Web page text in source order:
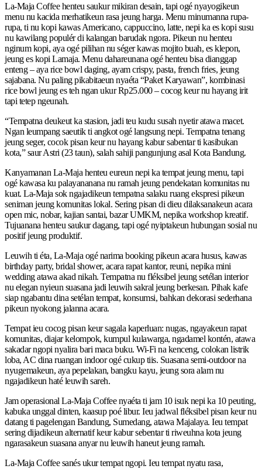
La-Maja Coffee henteu saukur mikiran desain, tapi ogé nyayogikeun
menu nu kacida merhatikeun rasa jeung harga. Menu minumanna rupa-
rupa, ti nu kopi kawas Americano, cappuccino, latte, nepi ka es kopi susu
nu kawilang populér di kalangan barudak ngora. Pikeun nu henteu
nginum kopi, aya ogé pilihan nu séger kawas mojito buah, es klepon,
jeung es kopi Lamaja. Menu dahareunana ogé henteu bisa dianggap
enteng – aya rice bowl daging, ayam crispy, pasta, french fries, jeung
sajabana. Nu paling pikabitaeun nyaéta “Paket Karyawan”, kombinasi
rice bowl jeung es teh ngan ukur Rp25.000 – cocog keur nu hayang irit
tapi tetep ngeunah.
“Tempatna deukeut ka stasion, jadi teu kudu susah nyetir atawa macet.
Ngan leumpang saeutik ti angkot ogé langsung nepi. Tempatna tenang
jeung seger, cocok pisan keur nu hayang kabur sabentar ti kasibukan
kota,” saur Astri (23 taun), salah sahiji pangunjung asal Kota Bandung.
Kanyamanan La-Maja henteu eureun nepi ka tempat jeung menu, tapi
ogé kawasa ku palayananana nu ramah jeung pendekatan komunitas nu
kuat. La-Maja sok ngajadikeun tempatna salaku ruang ekspresi pikeun
seniman jeung komunitas lokal. Sering pisan di dieu dilaksanakeun acara
open mic, nobar, kajian santai, bazar UMKM, nepika workshop kreatif.
Tujuanana henteu saukur dagang, tapi ogé nyiptakeun hubungan sosial nu
positif jeung produktif.
Leuwih ti éta, La-Maja ogé narima booking pikeun acara husus, kawas
birthday party, bridal shower, acara rapat kantor, reuni, nepika mini
wedding atawa akad nikah. Tempatna nu fléksibel jeung setélan interior
nu elegan nyieun suasana jadi leuwih sakral jeung berkesan. Pihak kafe
siap ngabantu dina setélan tempat, konsumsi, bahkan dekorasi sederhana
pikeun nyokong jalanna acara.
Tempat ieu cocog pisan keur sagala kaperluan: nugas, ngayakeun rapat
komunitas, diajar kelompok, kumpul kulawarga, ngadamel kontén, atawa
sakadar ngopi nyalira bari maca buku. Wi-Fi na kenceng, colokan listrik
loba, AC dina ruangan indoor ogé cukup tiis. Suasana semi-outdoor na
nyugemakeun, aya pepelakan, bangku kayu, jeung sora alam nu
ngajadikeun haté leuwih sareh.
Jam operasional La-Maja Coffee nyaéta ti jam 10 isuk nepi ka 10 peuting,
kabuka unggal dinten, kaasup poé libur. Ieu jadwal fléksibel pisan keur nu
datang ti pagelengan Bandung, Sumedang, atawa Majalaya. Ieu tempat
sering dijadikeun alternatif keur kabur sebentar ti riweuhna kota jeung
ngarasakeun suasana anyar nu leuwih haneut jeung ramah.
La-Maja Coffee sanés ukur tempat ngopi. Ieu tempat nyatu rasa,